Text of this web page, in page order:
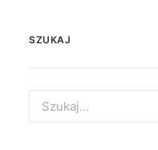
SZUKAJ
for: